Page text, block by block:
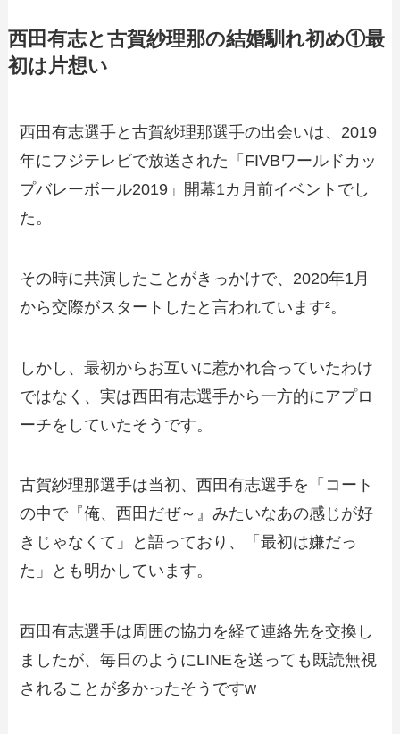
西田有志と古賀紗理那の結婚馴れ初め①最
初は片想い
西田有志選手と古賀紗理那選手の出会いは、2019
年にフジテレビで放送された「FIVBワールドカッ
プバレーボール2019」開幕1カ月前イベントでし
た。
その時に共演したことがきっかけで、2020年1月
から交際がスタートしたと言われています²。
しかし、最初からお互いに惹かれ合っていたわけ
ではなく、実は西田有志選手から一方的にアプロ
ーチをしていたそうです。
古賀紗理那選手は当初、西田有志選手を「コート
の中で『俺、西田だぜ～』みたいなあの感じが好
きじゃなくて」と語っており、「最初は嫌だっ
た」とも明かしています。
西田有志選手は周囲の協力を経て連絡先を交換し
ましたが、毎日のようにLINEを送っても既読無視
されることが多かったそうですw